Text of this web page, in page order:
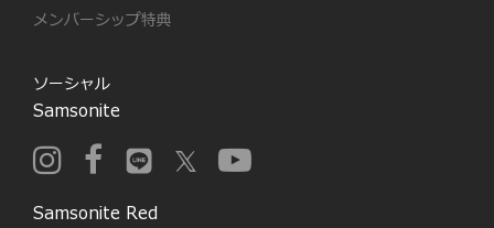
メンバーシップ特典
ソーシャル
Samsonite
Samsonite Red